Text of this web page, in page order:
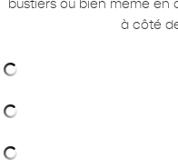
bustiers ou bien même en
à côté